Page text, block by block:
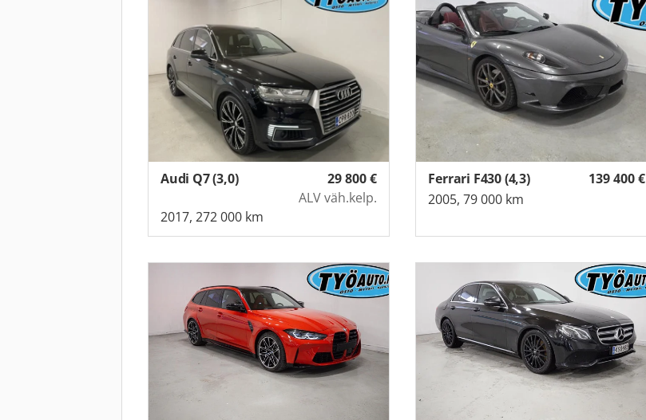
29 800€
ALV väh.kelp.
Audi Q7 (3,0)
2017, 272 000 km
139 400€
Ferrari F430 (4,3)
2005, 79 000 km